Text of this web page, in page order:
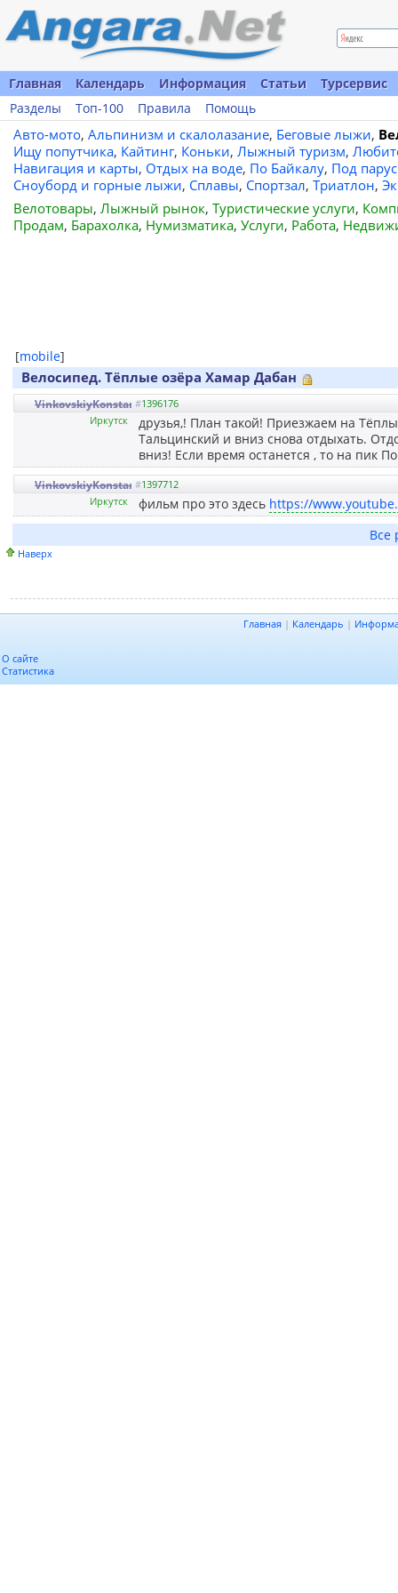
Главная Календарь Информация Статьи
Турсервис
Разделы
Топ-100 Правила Помощь
Авто-мото, Альпинизм и скалолазание, Беговые лыжи,
Ищу попутчика, Кайтинг, Коньки, Лыжный туризм,
Навигация и карты, Отдых на воде, По Байкалу, Под
Сноуборд и горные лыжи, Сплавы, Спортзал, Триатлон,
Велотовары, Лыжный рынок, Туристические услуги,
Продам, Барахолка, Нумизматика, Услуги, Работа,
[mobile]
Велосипед. Тёплые озёра Хамар Дабан
VinkovskiyKonstantin
#1396176
Иркутск
друзья,! План такой! Приезжаем на
Тальцинский и вниз снова отдыхать.
вниз! Если время останется , то на пик
VinkovskiyKonstantin
#1397712
Иркутск
фильм про это здесь https://
Все
Наверх
Главная | Календарь |
О сайте
Статистика